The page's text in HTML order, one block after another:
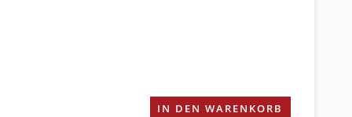
IN DEN WARENKORB